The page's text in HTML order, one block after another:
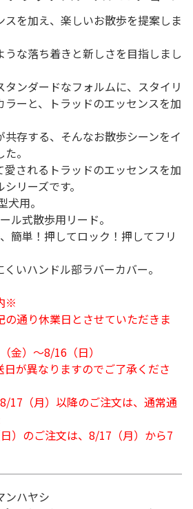
スを加え、楽しいお散歩を提案しま
うな落ち着きと新しさを目指しまし
タンダードなフォルムに、スタイリ
ラーと、トラッドのエッセンスを加
存する、そんなお散歩シーンをイ
。
されるトラッドのエッセンスを加
リーズです。
犬用。
ル式散歩用リード。
簡単！押してロック！押してフリ
いハンドル部ラバーカバー。
※
通り休業日とさせていただきま
金）～8/16（日）
日が異なりますのでご了承くださ
17（月）以降のご注文は、通常通
）のご注文は、8/17（月）から7
ンハヤシ